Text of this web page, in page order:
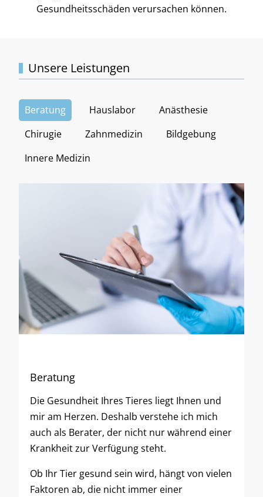
Gesundheitsschäden verursachen können.
Unsere Leistungen
Beratung Hauslabor
Anästhesie
Chirugie
Zahnmedizin
Bildgebung
Innere Medizin
Beratung
Die Gesundheit Ihres Tieres liegt Ihnen und
mir am Herzen. Deshalb verstehe ich mich
auch als Berater, der nicht nur während einer
Krankheit zur Verfügung steht.
Ob Ihr Tier gesund sein wird, hängt von vielen
Faktoren ab, die nicht immer einer